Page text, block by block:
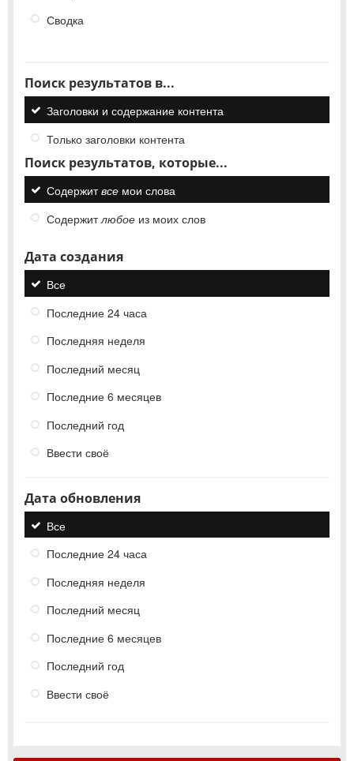
Сводка
Поиск результатов в...
Заголовки и содержание контента
Только заголовки контента
Поиск результатов, которые...
Содержитвсе мои слова
Содержитлюбое из моих слов
Дата создания
Все
Последние 24 часа
Последняя неделя
Последний месяц
Последние 6 месяцев
Последний год
Ввести своё
Дата обновления
Все
Последние 24 часа
Последняя неделя
Последний месяц
Последние 6 месяцев
Последний год
Ввести своё